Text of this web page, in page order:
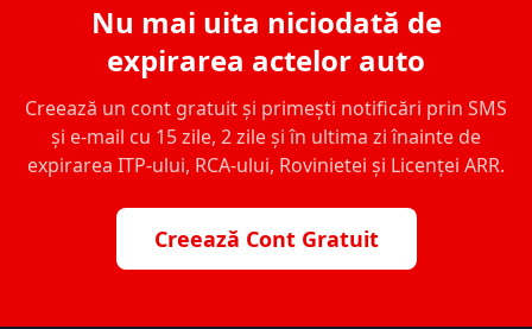
Nu mai uita niciodată de
expirarea actelor auto
Creează un cont gratuit și primești notificări prin SMS
și e-mail cu 15 zile, 2 zile și în ultima zi înainte de
expirarea ITP-ului, RCA-ului, Rovinietei și Licenței ARR.
Creează Cont Gratuit